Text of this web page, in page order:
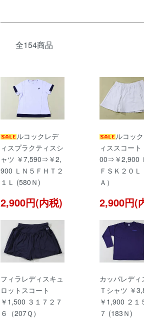
全154商品
ルコックレデ
ィスプラクティスシ
ャツ ￥7,590⇒￥2,
900 ＬＮ５ＦＨＴ２
１Ｌ (580Ｎ)
2,900円(内税)
ルコッ
ィススコート
00⇒￥2,900
ＦＳＫ２０
Ａ）
2,900円(
フィラレディスキュ
ロットスコート
￥1,500 ３１７２７
６（207Ｑ）
カッパレディ
Ｔシャツ ￥
￥1,900 ２１
７ (183Ｎ)